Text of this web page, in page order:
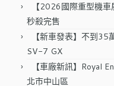
【2026國際重型機
秒殺完售
【新車發表】不到
SV-7 GX
【車廠新訊】Royal
北市中山區